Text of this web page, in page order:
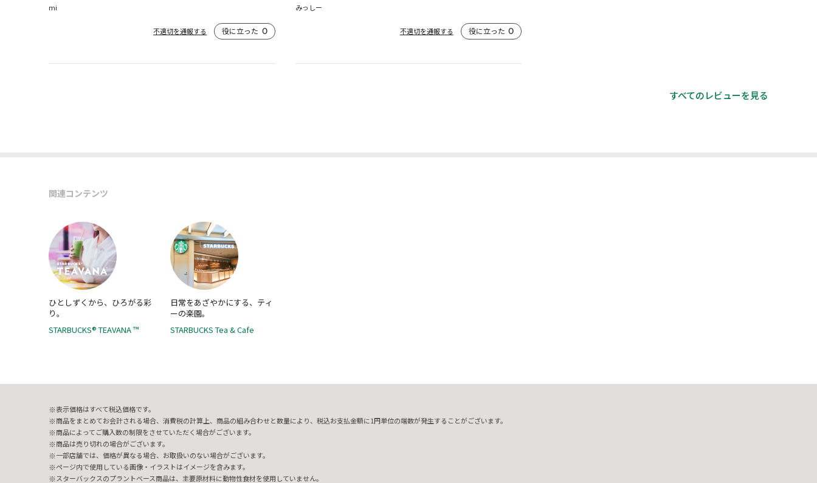
mi
不適切を通報する 役に立った 0
みっしー
不適切を通報する 役に立った 0
すべてのレビューを見る
関連コンテンツ
ひとしずくから、ひろがる彩
り。
STARBUCKS® TEAVANA ™
日常をあざやかにする、ティ
ーの楽園。
STARBUCKS Tea & Cafe
表示価格はすべて税込価格です。
商品をまとめてお会計される場合、消費税の計算上、商品の組み合わせと数量により、税込お支払金額に1円単位の端数が発生することがございます。
商品によってご購入数の制限をさせていただく場合がございます。
商品は売り切れの場合がございます。
一部店舗では、価格が異なる場合、お取扱いのない場合がございます。
ページ内で使用している画像・イラストはイメージを含みます。
スターバックスのプラントベース商品は、主要原材料に動物性食材を使用していません。